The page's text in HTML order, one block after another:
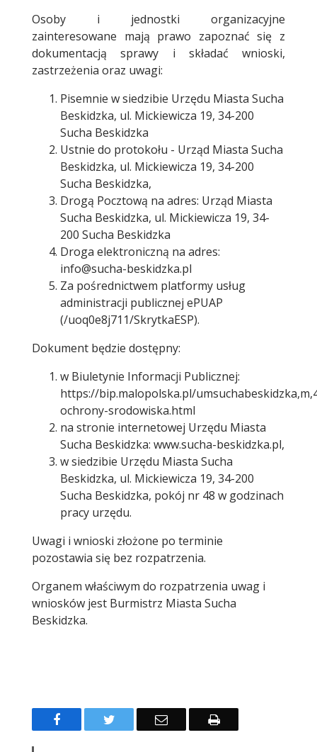
Osoby i jednostki organizacyjne
zainteresowane mają prawo zapoznać się z
dokumentacją sprawy i składać wnioski,
zastrzeżenia oraz uwagi:
Pisemnie w siedzibie Urzędu Miasta Sucha
Beskidzka, ul. Mickiewicza 19, 34-200
Sucha Beskidzka
Ustnie do protokołu - Urząd Miasta Sucha
Beskidzka, ul. Mickiewicza 19, 34-200
Sucha Beskidzka,
Drogą Pocztową na adres: Urząd Miasta
Sucha Beskidzka, ul. Mickiewicza 19, 34-
200 Sucha Beskidzka
Droga elektroniczną na adres:
info@sucha-beskidzka.pl
Za pośrednictwem platformy usług
administracji publicznej ePUAP
(/uoq0e8j711/SkrytkaESP).
Dokument będzie dostępny:
w Biuletynie Informacji Publicznej:
https://bip.malopolska.pl/
ochrony-srodowiska.html
na stronie internetowej Urzędu Miasta
Sucha Beskidzka: www.sucha-beskidzka.pl,
w siedzibie Urzędu Miasta Sucha
Beskidzka, ul. Mickiewicza 19, 34-200
Sucha Beskidzka, pokój nr 48 w godzinach
pracy urzędu.
Uwagi i wnioski złożone po terminie
pozostawia się bez rozpatrzenia.
Organem właściwym do rozpatrzenia uwag i
wniosków jest Burmistrz Miasta Sucha
Beskidzka.
FacebookTwitter Email Drukuj